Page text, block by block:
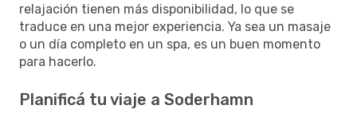
relajación tienen más disponibilidad, lo que se
traduce en una mejor experiencia. Ya sea un masaje
o un día completo en un spa, es un buen momento
para hacerlo.
Planificá tu viaje a Soderhamn